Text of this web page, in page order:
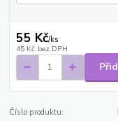
55 Kč/ks
45 Kč bez DPH
Číslo produktu: